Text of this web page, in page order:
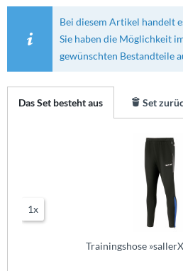
Bei diesem Artikel handelt
Sie haben die Möglichkeit
gewünschten Bestandteile
Das Set besteht aus Set
1x
Trainingshose